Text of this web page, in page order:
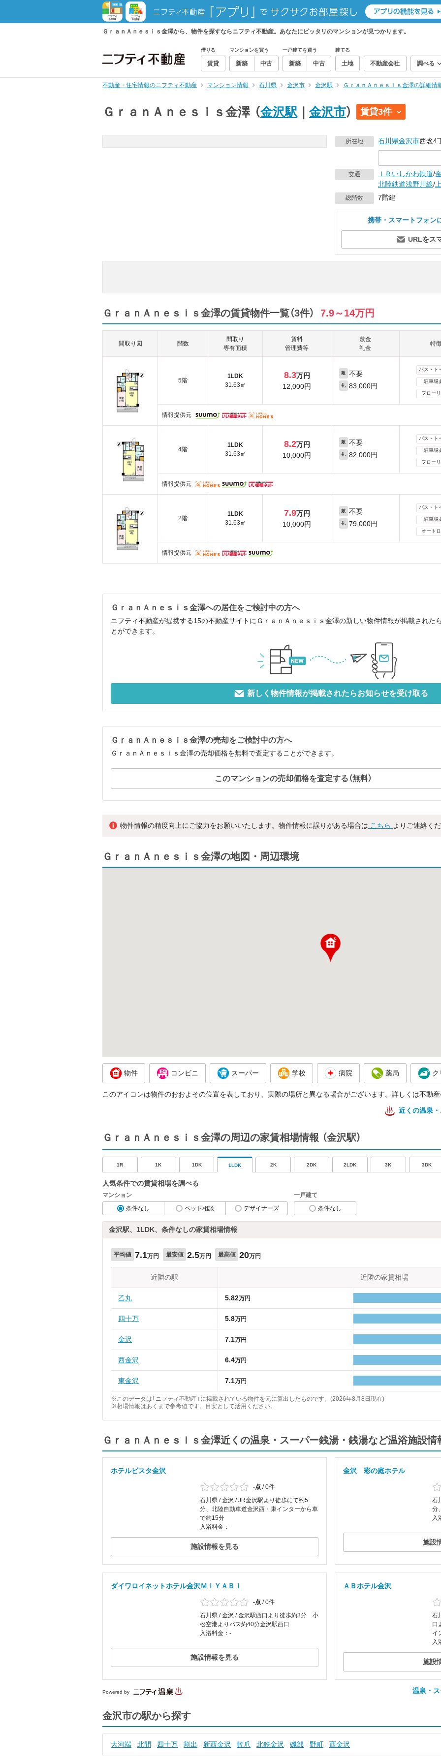
ＧｒａｎＡｎｅｓｉｓ金澤から、物件を探すならニフティ不動産。あなたにピッタリのマンションが見つかります。
借りる
賃貸
マンションを買う
新築 中古
一戸建てを買う
新築 中古
建てる
土地 不動産会社 調べる
不動産・住宅情報のニフティ不動産 マンション情報 石川県 金沢市 金沢駅 ＧｒａｎＡｎｅｓｉｓ金澤の詳細情
ＧｒａｎＡｎｅｓｉｓ金澤 （金沢駅 金沢市） 賃貸3件
所在地 石川県金沢市西念4
交通 ＩＲいしかわ鉄道/
北陸鉄道浅野川線/
総階数 7階建
携帯・スマートフォン
URLをス
ＧｒａｎＡｎｅｓｉｓ金澤の賃貸物件一覧（3件） 7.9～14万円
間取り図 階数
間取り
専有面積
賃料
管理費等
敷金
礼金
特
5階
1LDK
31.63㎡
8.3万円
12,000円
敷 不要
礼 83,000円
バス・ト
駐車場
フロー
情報提供元
4階
1LDK
31.63㎡
8.2万円
10,000円
敷 不要
礼 82,000円
バス・ト
駐車場
フロー
情報提供元
2階
1LDK
31.63㎡
7.9万円
10,000円
敷 不要
礼 79,000円
バス・ト
駐車場
オート
情報提供元
ＧｒａｎＡｎｅｓｉｓ金澤への居住をご検討中の方へ
ニフティ不動産が提携する15の不動産サイトにＧｒａｎＡｎｅｓｉｓ金澤の新しい物件情報が掲載された
とができます。
新しく物件情報が掲載されたらお知らせを受け取る
ＧｒａｎＡｎｅｓｉｓ金澤の売却をご検討中の方へ
ＧｒａｎＡｎｅｓｉｓ金澤の売却価格を無料で査定することができます。
このマンションの売却価格を査定する（無料）
物件情報の精度向上にご協力をお願いいたします。物件情報に誤りがある場合は こちら よりご連絡く
ＧｒａｎＡｎｅｓｉｓ金澤の地図・周辺環境
物件 コンビニ スーパー 学校 病院 薬局 ク
このアイコンは物件のおおよその位置を表しており、実際の場所と異なる場合がございます。詳しくは不動
近くの温泉
ＧｒａｎＡｎｅｓｉｓ金澤の周辺の家賃相場情報 （金沢駅）
1R 1K 1DK 1LDK 2K 2DK 2LDK 3K 3DK
人気条件での賃貸相場を調べる
マンション
条件なし
ペット相談 デザイナーズ
一戸建て
条件なし
金沢駅、1LDK、条件なしの家賃相場情報
平均値 7.1万円 最安値 2.5万円 最高値 20万円
近隣の駅 近隣の家賃相場
乙丸 5.82万円
四十万 5.8万円
金沢 7.1万円
西金沢 6.4万円
東金沢 7.1万円
※このデータは「ニフティ不動産」に掲載されている物件を元に算出したものです。(2026年8月8日現在)
※相場情報はあくまで参考値です。目安として活用ください。
ＧｒａｎＡｎｅｓｉｓ金澤近くの温泉・スーパー銭湯・銭湯など温浴施設情
ホテルビスタ金沢
-点 /0件
石川県 / 金沢 / JR金沢駅より徒歩にて約5
分、北陸自動車道金沢西・東インターから車
で約15分
入浴料金：-
施設情報を見る
金沢 彩の庭ホテル
石
分
入
施設
ダイワロイネットホテル金沢ＭＩＹＡＢＩ
-点 /0件
石川県 / 金沢 / 金沢駅西口より徒歩約3分 小
松空港よりバス約40分金沢駅西口
入浴料金：-
施設情報を見る
ＡＢホテル金沢
石
口
イ
入
施設
Powered by 温泉・
金沢市の駅から探す
大河端 北間 四十万 割出 新西金沢 蚊爪 北鉄金沢 磯部 野町 西金沢